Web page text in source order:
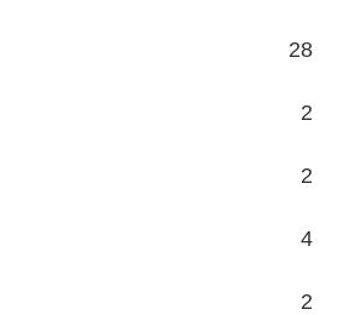
28
2
2
4
2